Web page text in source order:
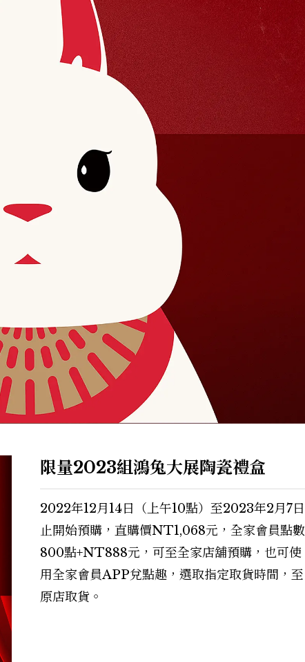
限量2023組鴻兔大展陶瓷禮盒
2022年12月14日（上午10點）至2023年2月7日
止開始預購，直購價NT1,068元，全家會員點數
800點+NT888元，可至全家店舖預購，也可使
用全家會員APP兌點趣，選取指定取貨時間，至
原店取貨。